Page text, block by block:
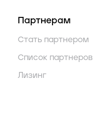
Партнерам
Стать партнером
Список партнеров
Лизинг